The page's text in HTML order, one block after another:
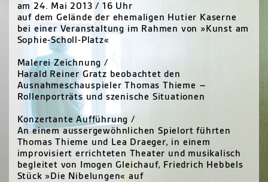
am 24. Mai 2013 / 16 Uhr
auf dem Gelände der ehemaligen Hutier Kaserne
bei einer Veranstaltung im Rahmen von »Kunst am
Sophie-Scholl-Platz«
Malerei Zeichnung /
Harald Reiner Gratz beobachtet den
Ausnahmeschauspieler Thomas Thieme –
Rollenporträts und szenische Situationen
Konzertante Aufführung /
An einem aussergewöhnlichen Spielort führten
Thomas Thieme und Lea Draeger, in einem
improvisiert errichteten Theater und musikalisch
begleitet von Imogen Gleichauf, Friedrich Hebbels
Stück »Die Nibelungen« auf